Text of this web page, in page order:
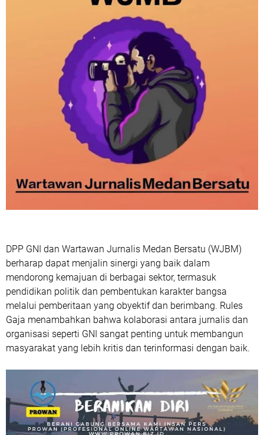
DPP GNI dan Wartawan Jurnalis Medan Bersatu (WJBM)
berharap dapat menjalin sinergi yang baik dalam
mendorong kemajuan di berbagai sektor, termasuk
pendidikan politik dan pembentukan karakter bangsa
melalui pemberitaan yang obyektif dan berimbang. Rules
Gaja menambahkan bahwa kolaborasi antara jurnalis dan
organisasi seperti GNI sangat penting untuk membangun
masyarakat yang lebih kritis dan terinformasi dengan baik.